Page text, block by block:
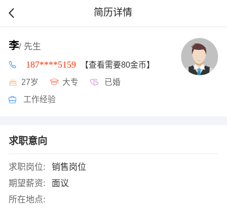
简历详情
李/ 先生
187****5159 【查看需要80金币】
27岁 大专 已婚
工作经验
求职意向
求职岗位:
销售岗位
期望薪资:
面议
所在地点: